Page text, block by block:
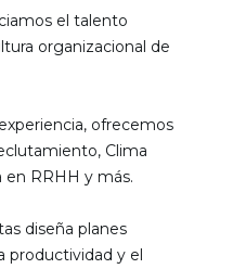
el talento
organizacional de
ofrecemos
Clima
en RRHH y más.
diseña planes
productividad y el